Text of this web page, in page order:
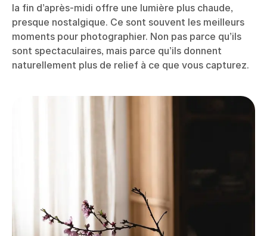
la fin d’après-midi offre une lumière plus chaude,
presque nostalgique. Ce sont souvent les meilleurs
moments pour photographier. Non pas parce qu’ils
sont spectaculaires, mais parce qu’ils donnent
naturellement plus de relief à ce que vous capturez.